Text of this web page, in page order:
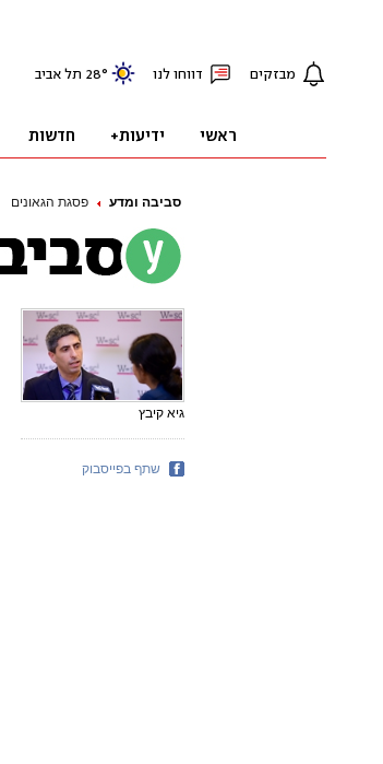
סביבה ומדע פסגת הגאונים
גיא קיבץ
שתף בפייסבוק